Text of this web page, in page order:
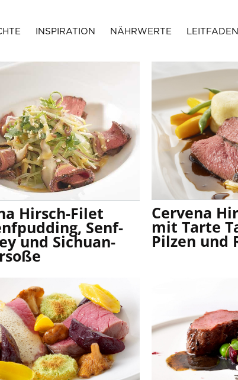
INSPIRATION NÄHRWERTE LEITFADEN
Hirsch-Filet
Senf-
und Sichuan-
Cervena
mit Tarte
Pilzen und